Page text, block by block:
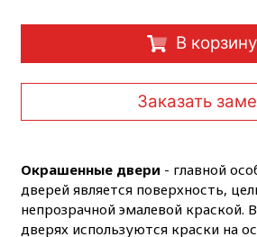
В корзину
Заказать
Окрашенные двери - главной
дверей является поверхность,
непрозрачной эмалевой краской.
дверях используются краски на